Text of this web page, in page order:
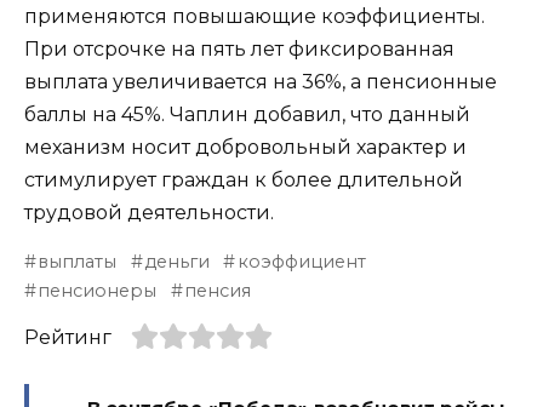
применяются повышающие коэффициенты.
При отсрочке на пять лет фиксированная
выплата увеличивается на 36%, а пенсионные
баллы на 45%. Чаплин добавил, что данный
механизм носит добровольный характер и
стимулирует граждан к более длительной
трудовой деятельности.
выплаты деньги
коэффициент
пенсионеры
пенсия
Рейтинг